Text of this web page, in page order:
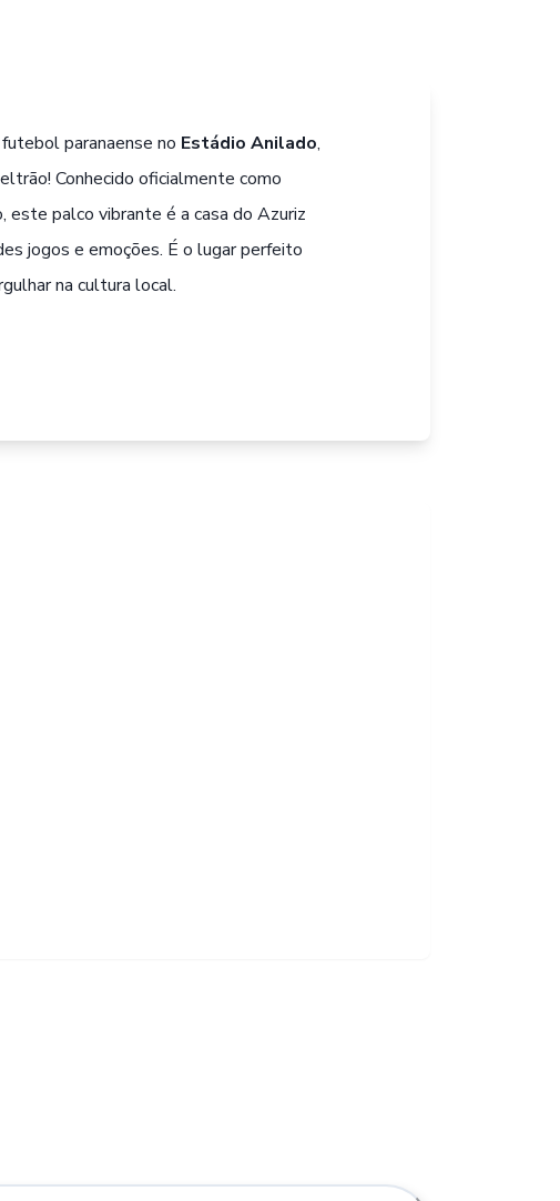
paranaense no Estádio Anilado,
Conhecido oficialmente como
palco vibrante é a casa do Azuriz
jogos e emoções. É o lugar perfeito
na cultura local.